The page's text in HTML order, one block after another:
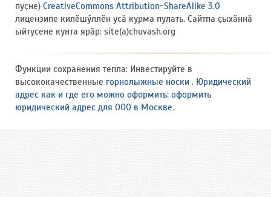
пуҫне) CreativeCommons Attribution-ShareAlike 3.0
лицензипе килӗшӳллӗн усӑ курма пулать. Сайтпа ҫыхӑннӑ
ыйтусене кунта ярӑр: site(a)chuvash.org
Функции сохранения тепла: Инвестируйте в
высококачественные горнолыжные носки . Юридический
адрес как и где его можно оформить: оформить
юридический адрес для ООО в Москве.